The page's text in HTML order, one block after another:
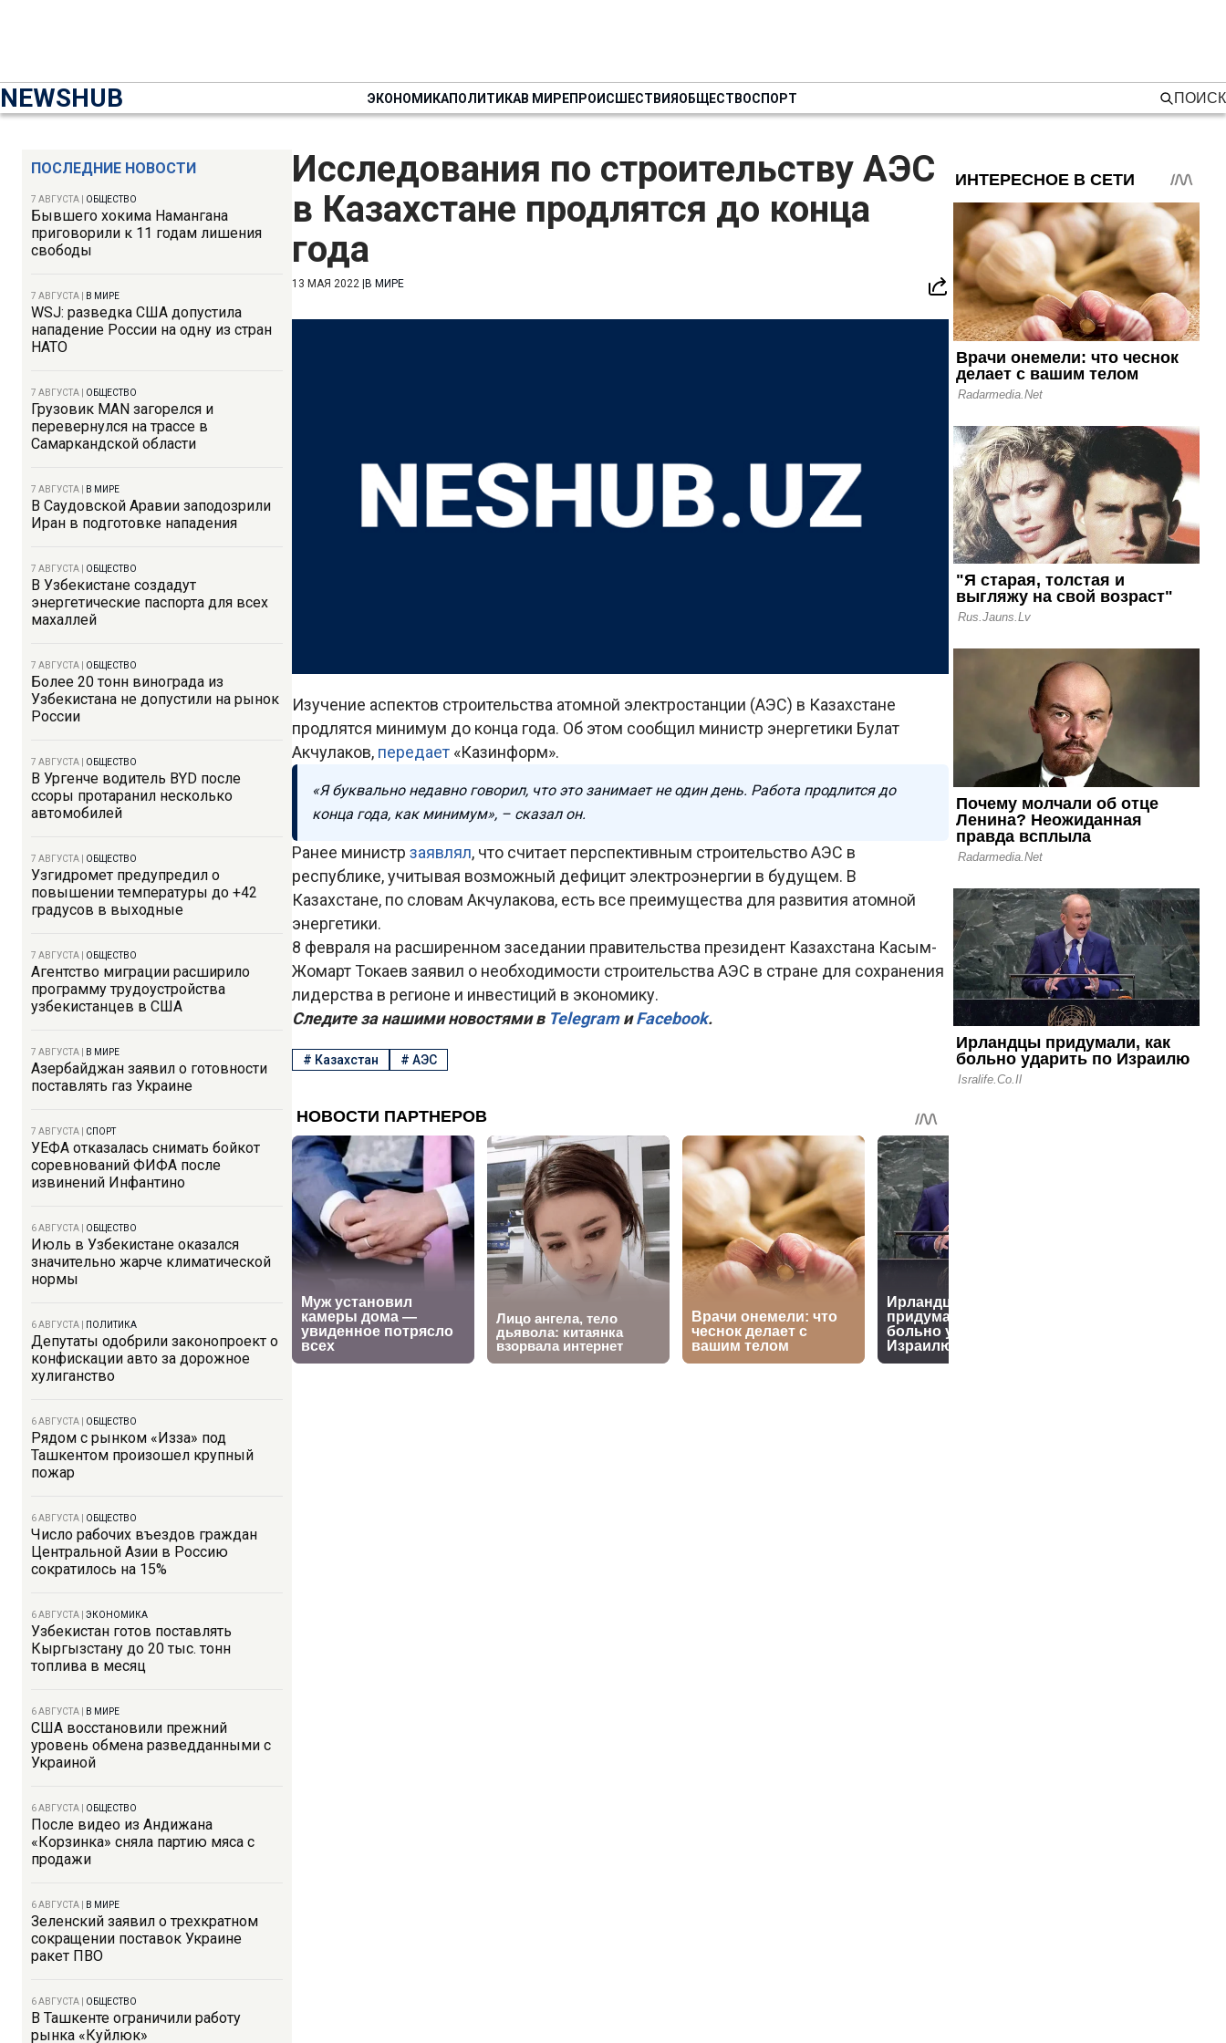
NEWSHUB ЭКОНОМИКАПОЛИТИКАВ МИРЕПРОИСШЕСТВИЯОБЩЕСТВОСПОРТ ПОИСК
ПОСЛЕДНИЕ НОВОСТИ
7 АВГУСТА ОБЩЕСТВО
Бывшего хокима Намангана
приговорили к 11 годам лишения
свободы
7 АВГУСТА В МИРЕ
WSJ: разведка США допустила
нападение России на одну из стран
НАТО
7 АВГУСТА ОБЩЕСТВО
Грузовик MAN загорелся и
перевернулся на трассе в
Самаркандской области
7 АВГУСТА В МИРЕ
В Саудовской Аравии заподозрили
Иран в подготовке нападения
7 АВГУСТА ОБЩЕСТВО
В Узбекистане создадут
энергетические паспорта для всех
махаллей
7 АВГУСТА ОБЩЕСТВО
Более 20 тонн винограда из
Узбекистана не допустили на рынок
России
7 АВГУСТА ОБЩЕСТВО
В Ургенче водитель BYD после
ссоры протаранил несколько
автомобилей
7 АВГУСТА ОБЩЕСТВО
Узгидромет предупредил о
повышении температуры до +42
градусов в выходные
7 АВГУСТА ОБЩЕСТВО
Агентство миграции расширило
программу трудоустройства
узбекистанцев в США
7 АВГУСТА В МИРЕ
Азербайджан заявил о готовности
поставлять газ Украине
7 АВГУСТА СПОРТ
УЕФА отказалась снимать бойкот
соревнований ФИФА после
извинений Инфантино
6 АВГУСТА ОБЩЕСТВО
Июль в Узбекистане оказался
значительно жарче климатической
нормы
6 АВГУСТА ПОЛИТИКА
Депутаты одобрили законопроект о
конфискации авто за дорожное
хулиганство
6 АВГУСТА ОБЩЕСТВО
Рядом с рынком «Изза» под
Ташкентом произошел крупный
пожар
6 АВГУСТА ОБЩЕСТВО
Число рабочих въездов граждан
Центральной Азии в Россию
сократилось на 15%
6 АВГУСТА ЭКОНОМИКА
Узбекистан готов поставлять
Кыргызстану до 20 тыс. тонн
топлива в месяц
6 АВГУСТА В МИРЕ
США восстановили прежний
уровень обмена разведданными с
Украиной
6 АВГУСТА ОБЩЕСТВО
После видео из Андижана
«Корзинка» сняла партию мяса с
продажи
6 АВГУСТА В МИРЕ
Зеленский заявил о трехкратном
сокращении поставок Украине
ракет ПВО
6 АВГУСТА ОБЩЕСТВО
В Ташкенте ограничили работу
рынка «Куйлюк»
Исследования по строительству АЭС
в Казахстане продлятся до конца
года
13 МАЯ 2022 В МИРЕ
Изучение аспектов строительства атомной электростанции (АЭС) в Казахстане
продлятся минимум до конца года. Об этом сообщил министр энергетики Булат
Акчулаков, передает «Казинформ».
«Я буквально недавно говорил, что это занимает не один день. Работа продлится до
конца года, как минимум», – сказал он.
Ранее министр заявлял, что считает перспективным строительство АЭС в
республике, учитывая возможный дефицит электроэнергии в будущем. В
Казахстане, по словам Акчулакова, есть все преимущества для развития атомной
энергетики.
8 февраля на расширенном заседании правительства президент Казахстана Касым-
Жомарт Токаев заявил о необходимости строительства АЭС в стране для сохранения
лидерства в регионе и инвестиций в экономику.
Следите за нашими новостями вTelegramиFacebook.
# Казахстан # АЭС